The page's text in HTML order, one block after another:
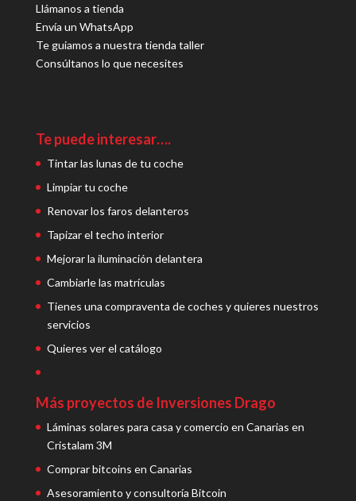
Llámanos a tienda
Envía un WhatsApp
Te guiamos a nuestra tienda taller
Consúltanos lo que necesites
Te puede interesar….
Tintar las lunas de tu coche
Limpiar tu coche
Renovar los faros delanteros
Tapizar el techo interior
Mejorar la iluminación delantera
Cambiarle las matrículas
Tienes una compraventa de coches y quieres nuestros
servicios
Quieres ver el catálogo
Más proyectos de Inversiones Drago
Láminas solares para casa y comercio en Canarias en
Cristalam 3M
Comprar bitcoins en Canarias
Asesoramiento y consultoría Bitcoin